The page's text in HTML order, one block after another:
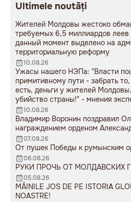
Ultimele noutăți
Жителей Молдовы жестоко
требуемых 6,5 миллиардов леев
данный момент выделено на
территориальную реформу
10.08.26
Ужасы нашего НЭПа: "Власти
примитивному пути - забрать
есть, деньги у жителей
убийство страны!" - мнения
10.08.26
Владимир Воронин поздравил
награждением орденом
07.08.26
От пушек Победы к румынским
06.08.26
РУКИ ПРОЧЬ ОТ МОЛДАВСКИХ
05.08.26
MÂINILE JOS DE PE ISTORIA
NOASTRE!